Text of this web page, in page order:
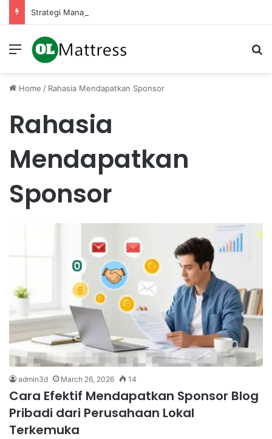
Menu
Home / Rahasia Mendapatkan Sponsor
Rahasia
Mendapatkan
Sponsor
admin3d March 26, 2026 14
Cara Efektif Mendapatkan Sponsor Blog
Pribadi dari Perusahaan Lokal
Terkemuka